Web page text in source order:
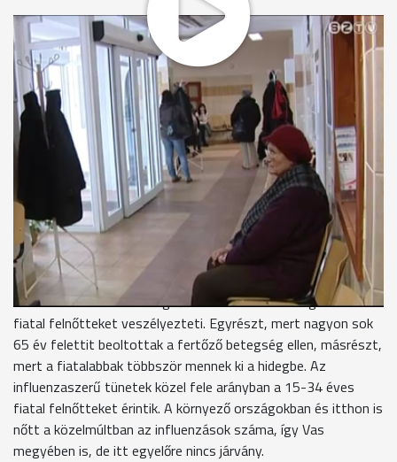
"-Torokfájás? Az igen. Köhögés? Igen."
Lázra és torokfájásra panaszkodik ez a fiatalember a Rumi úti
orvosi rendelőben. A háziorvos szerint nem influenzás. Itt
csak kevesen fordultak meg influenzaszerű megbetegedéssel
az elmúlt időszakban.
Dr. Nagy Éva, háziorvos, Rumi úti háziorvosi rendelő
"Járvány már egyáltalán nincs. Sőt, influenzamegbetegedés
csak elvétve fordul elő. Meghűlés hörghurut, torokfájás,
egyre gyakoribb, mert az időjárási viszonyok miatt uge egyre
többen meghűlnek."
A háziorvos szerint a meghűlés és az influenza leginkább a
fiatal felnőtteket veszélyezteti. Egyrészt, mert nagyon sok
65 év felettit beoltottak a fertőző betegség ellen, másrészt,
mert a fiatalabbak többször mennek ki a hidegbe. Az
influenzaszerű tünetek közel fele arányban a 15-34 éves
fiatal felnőtteket érintik. A környező országokban és itthon is
nőtt a közelmúltban az influenzások száma, így Vas
megyében is, de itt egyelőre nincs járvány.